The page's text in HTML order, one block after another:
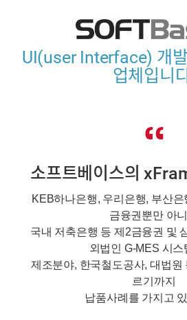
UI(user Interface) 개
업체입니
소프트베이스의
KEB하나은행, 우리은행, 부산
금융권뿐만 아
국내 저축은행 등 제2금융권 및
외법인 G-MES 시스
제조분야, 한국철도공사, 대법원
르기까지